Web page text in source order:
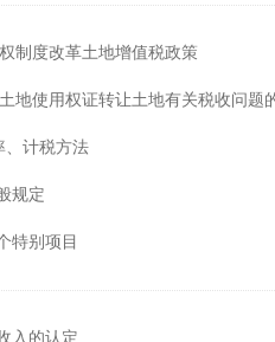
制度改革土地增值税政策
地使用权证转让土地有关税收问题
、计税方法
规定
特别项目
入的认定